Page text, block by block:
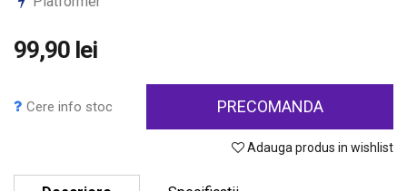
99,90 lei
Cere info stoc PRECOMANDA
Adauga produs in wishlist